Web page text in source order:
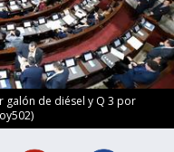
galón de diésel y Q 3 por